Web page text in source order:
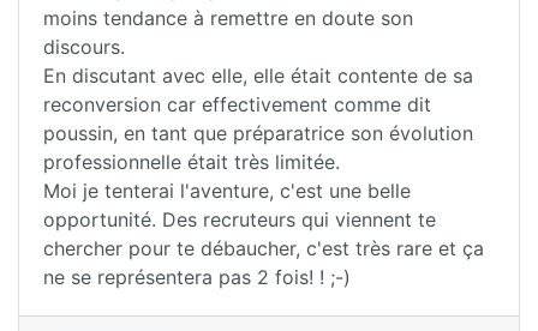
moins tendance à remettre en doute son
discours.
En discutant avec elle, elle était contente de sa
reconversion car effectivement comme dit
poussin, en tant que préparatrice son évolution
professionnelle était très limitée.
Moi je tenterai l'aventure, c'est une belle
opportunité. Des recruteurs qui viennent te
chercher pour te débaucher, c'est très rare et ça
ne se représentera pas 2 fois! ! ;-)